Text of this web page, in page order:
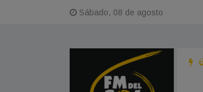
Sábado, 08 de agosto